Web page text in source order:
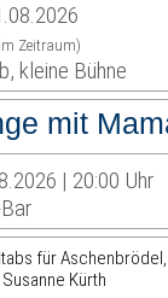
Zeitraum)
kleine Bühne
mit
| 20:00 Uhr